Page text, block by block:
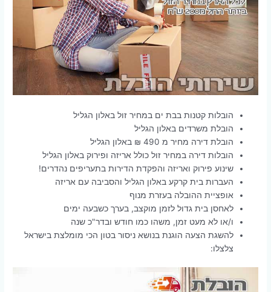
הובלות קטנות בבת ים במחיר זול באלון הגליל
הובלת משרדים באלון הגליל
הובלת דירה מחיר מ 490 ₪ באלון הגליל
הובלות דירה במחיר זול כולל אריזה ופירוק באלון הגליל
שינוע פירוק ואריזה והפקדת הדירות בתעריפים נהדרים!
העברות בית קרקע באלון הגליל והסביבה עם אריזה
אופציית ההובלה בעזרת מנוף
לאחסן בית גדול לזמן מוקצב, בערך כשבעה ימים
ו/או לא מעט זמן, משהו כמו חודש ובדר"כ שנה
להשגת הצעה הוגנת בנושא ניסור בטון הכי מומלצת בישראל
צלצלו: